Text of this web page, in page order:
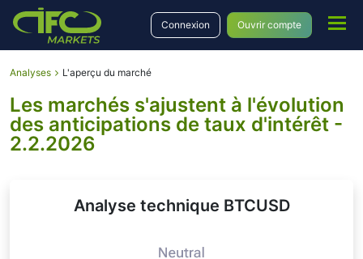
Connexion Ouvrir compte
Analyses L'aperçu du marché
Les marchés s'ajustent à l'évolution
des anticipations de taux d'intérêt -
2.2.2026
Analyse technique BTCUSD